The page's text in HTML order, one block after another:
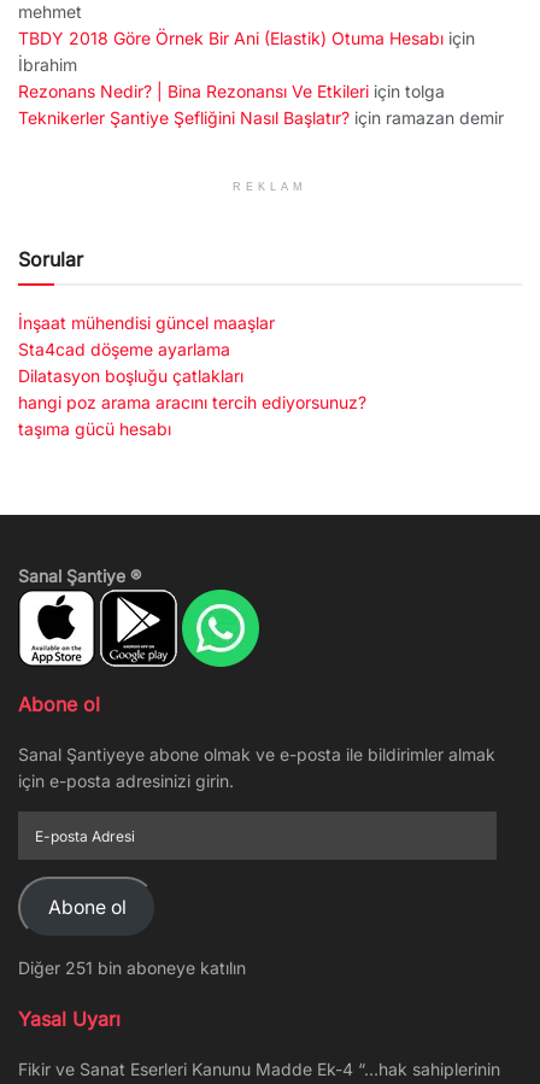
mehmet
TBDY 2018 Göre Örnek Bir Ani (Elastik) Otuma Hesabı için
İbrahim
Rezonans Nedir? | Bina Rezonansı Ve Etkileri için tolga
Teknikerler Şantiye Şefliğini Nasıl Başlatır? için ramazan demir
REKLAM
Sorular
İnşaat mühendisi güncel maaşlar
Sta4cad döşeme ayarlama
Dilatasyon boşluğu çatlakları
hangi poz arama aracını tercih ediyorsunuz?
taşıma gücü hesabı
Sanal Şantiye ®
Abone ol
Sanal Şantiyeye abone olmak ve e-posta ile bildirimler almak
için e-posta adresinizi girin.
posta
Adresi
Abone ol
Diğer 251 bin aboneye katılın
Yasal Uyarı
Fikir ve Sanat Eserleri Kanunu Madde Ek-4 “…hak sahiplerinin